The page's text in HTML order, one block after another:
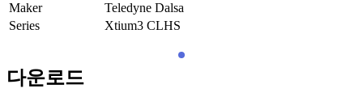
Maker
Teledyne Dalsa
Series
Xtium3 CLHS
다운로드